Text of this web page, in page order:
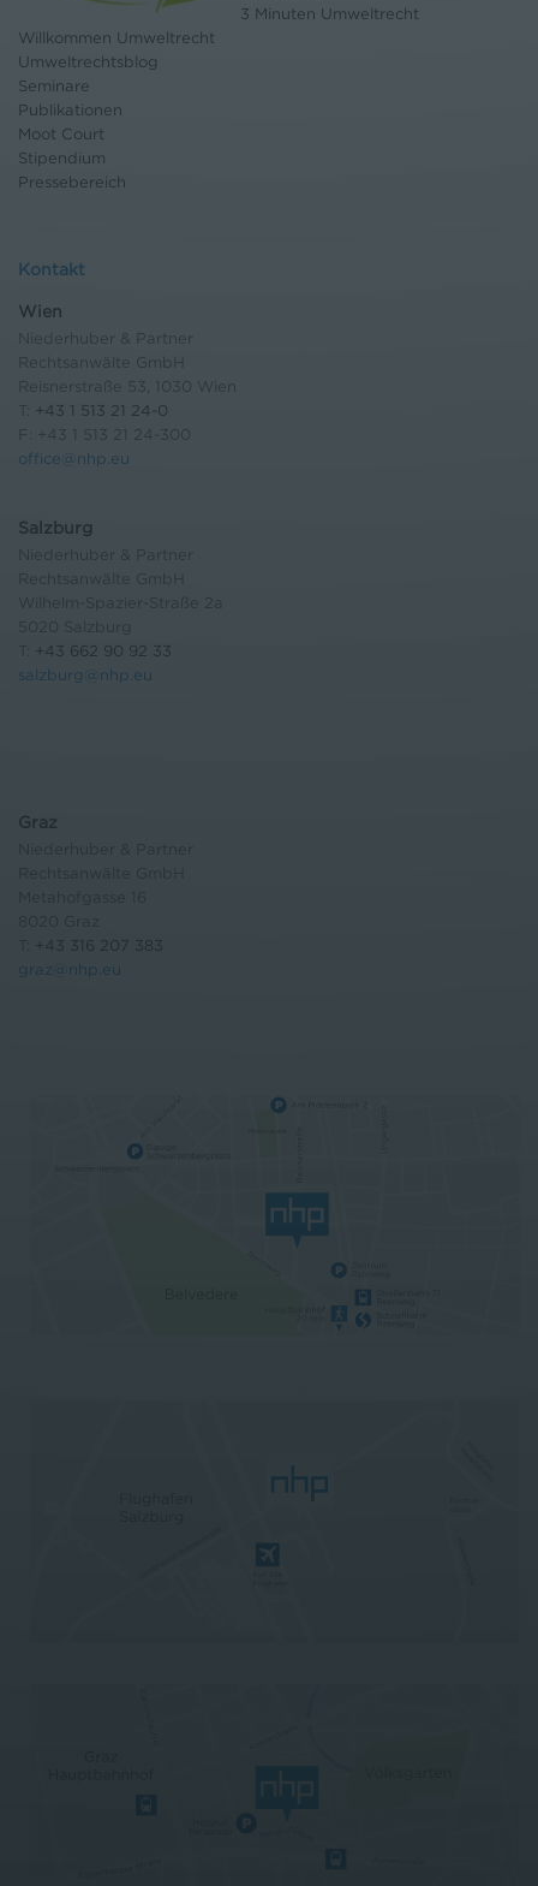
3 Minuten Umweltrecht
Willkommen Umweltrecht
Umweltrechtsblog
Seminare
Publikationen
Moot Court
Stipendium
Pressebereich
Kontakt
Wien
Niederhuber & Partner
Rechtsanwälte GmbH
Reisnerstraße 53, 1030 Wien
+43 1 513 21 24-0
F: +43 1 513 21 24-300
office@nhp.eu
Salzburg
Niederhuber & Partner
Rechtsanwälte GmbH
Wilhelm-Spazier-Straße 2a
5020 Salzburg
+43 662 90 92 33
salzburg@nhp.eu
Graz
+43 316 207 383
graz@nhp.eu